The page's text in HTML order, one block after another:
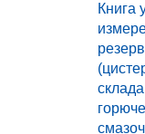
Книга
склада